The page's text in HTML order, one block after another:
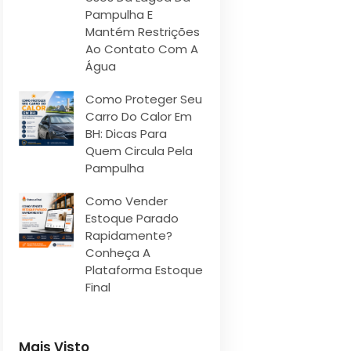
Pampulha E
Mantém Restrições
Ao Contato Com A
Água
Como Proteger Seu
Carro Do Calor Em
BH: Dicas Para
Quem Circula Pela
Pampulha
Como Vender
Estoque Parado
Rapidamente?
Conheça A
Plataforma Estoque
Final
Mais Visto